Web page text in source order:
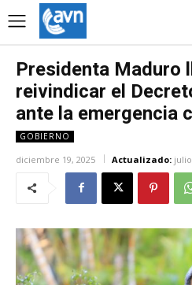
Presidenta Maduro
reivindicar el
ante la emergencia
GOBIERNO
diciembre 19, 2025 Actualizado: